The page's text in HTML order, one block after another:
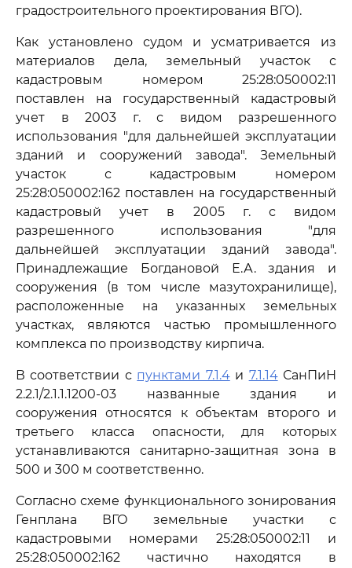
градостроительного проектирования ВГО).
Как установлено судом и усматривается из
материалов дела, земельный участок с
кадастровым номером 25:28:050002:11
поставлен на государственный кадастровый
учет в 2003 г. с видом разрешенного
использования "для дальнейшей эксплуатации
зданий и сооружений завода". Земельный
участок с кадастровым номером
25:28:050002:162 поставлен на государственный
кадастровый учет в 2005 г. с видом
разрешенного использования "для
дальнейшей эксплуатации зданий завода".
Принадлежащие Богдановой Е.А. здания и
сооружения (в том числе мазутохранилище),
расположенные на указанных земельных
участках, являются частью промышленного
комплекса по производству кирпича.
В соответствии с пунктами 7.1.4и 7.1.14СанПиН
2.2.1/2.1.1.1200-03 названные здания и
сооружения относятся к объектам второго и
третьего класса опасности, для которых
устанавливаются санитарно-защитная зона в
500 и 300 м соответственно.
Согласно схеме функционального зонирования
Генплана ВГО земельные участки с
кадастровыми номерами 25:28:050002:11 и
25:28:050002:162 частично находятся в